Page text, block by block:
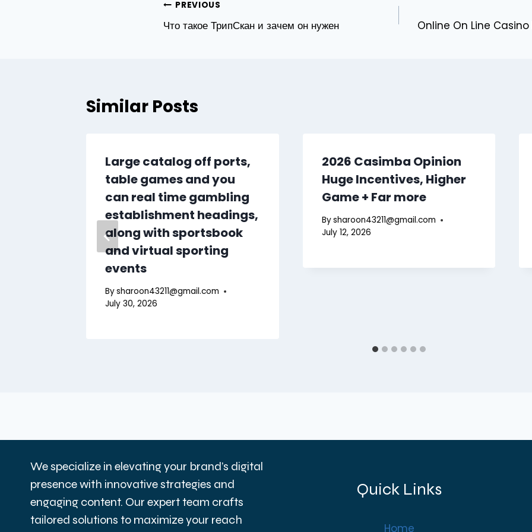
Post
navigation
PREVIOUS
Что такое ТрипСкан и зачем он нужен Online On Line
Similar Posts
Large catalog off ports,
table games and you
can real time gambling
establishment headings,
along with sportsbook
and virtual sporting
events
Bysharoon43211@gmail.com
July 30, 2026
2026 Casimba Opinion
Huge Incentives, Higher
Game + Far more
Bysharoon43211@gmail.com
July 12, 2026
We specialize in elevating your brand’s digital
presence with innovative strategies and
engaging content. Our expert team crafts
tailored solutions to maximize your reach
Quick Links
Home